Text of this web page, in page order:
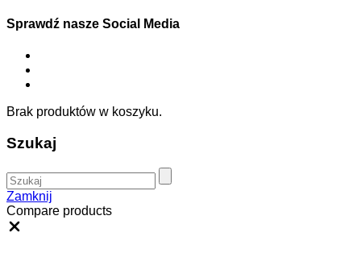
Sprawdź nasze Social Media
Brak produktów w koszyku.
Szukaj
Zamknij
Compare products